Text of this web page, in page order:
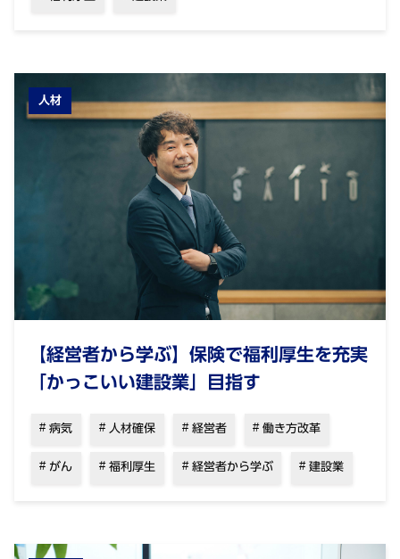
人材
【経営者から学ぶ】保険で福利厚生を充実
「かっこいい建設業」目指す
病気 人材確保 経営者 働き方改革
がん 福利厚生 経営者から学ぶ 建設業